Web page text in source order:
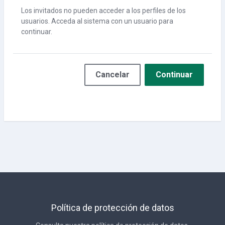
Los invitados no pueden acceder a los perfiles de los
usuarios. Acceda al sistema con un usuario para
continuar.
Cancelar Continuar
Política de protección de datos